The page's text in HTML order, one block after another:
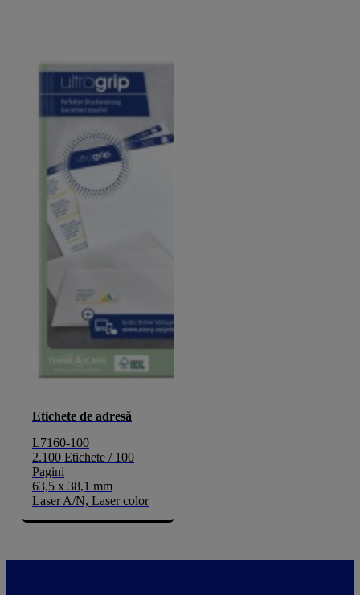
Etichete de adresă
L7160-100
2.100 Etichete / 100
Pagini
63,5 x 38,1 mm
Laser A/N, Laser color